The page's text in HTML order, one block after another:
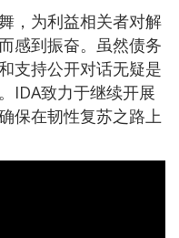
，为利益相关者对解
感到振奋。虽然债务
支持公开对话无疑是
IDA致力于继续开展
保在韧性复苏之路上